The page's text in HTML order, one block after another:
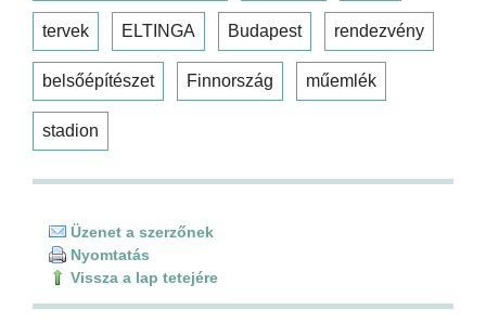
tervek ELTINGA Budapest rendezvény
belsőépítészet Finnország műemlék
stadion
Üzenet a szerzőnek
Nyomtatás
Vissza a lap tetejére